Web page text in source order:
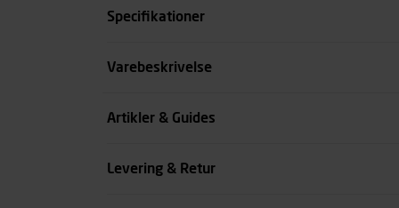
Specifikationer
Størrelse
Varebeskrivelse
Artikler & Guides
Levering & Retur